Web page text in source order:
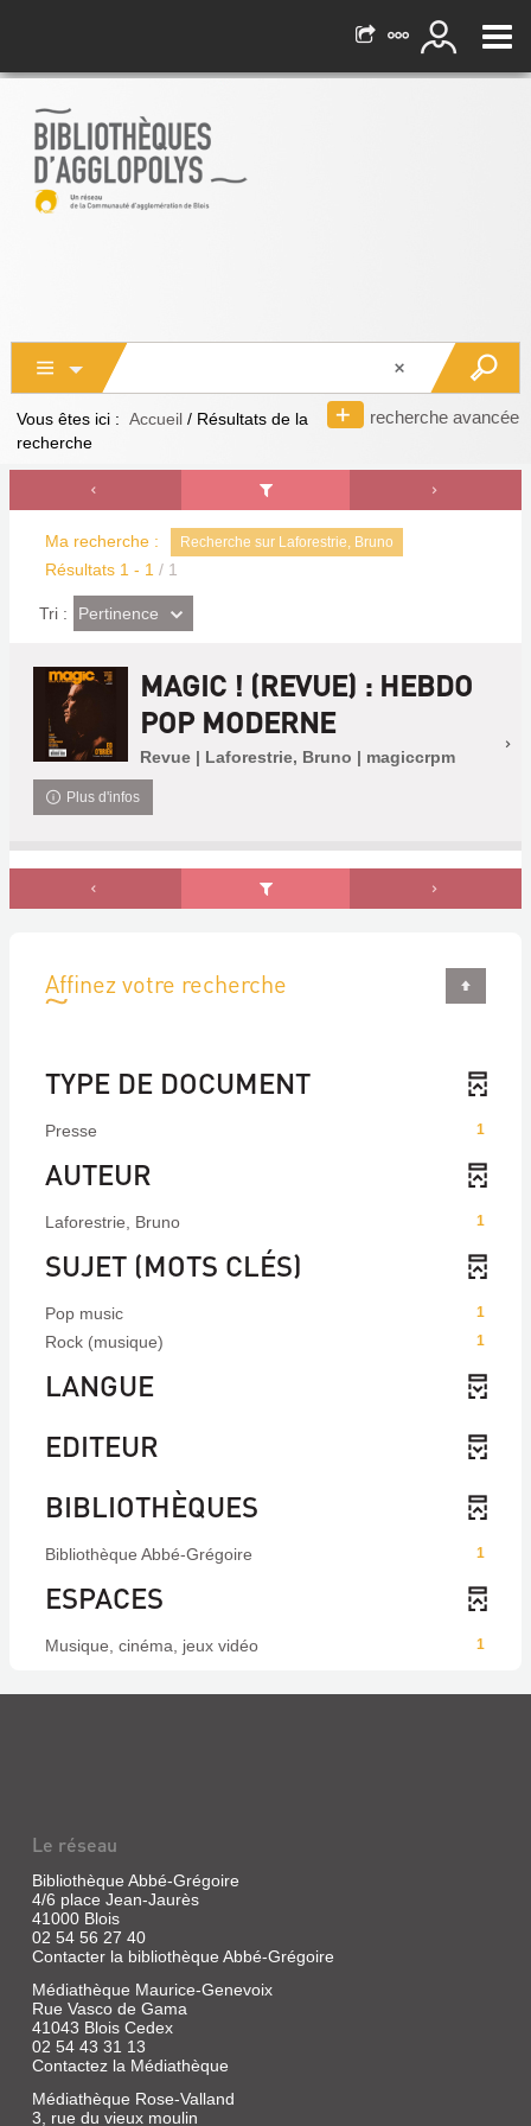
recherche avancée
Vous êtes ici : Accueil / Résultats de la
recherche
Ma recherche : Recherche sur Laforestrie, Bruno
Résultats 1 - 1 / 1
Tri : (Effet
imédiat)
Pertinence
MAGIC ! (REVUE) : HEBDO
POP MODERNE
Revue | Laforestrie, Bruno | magiccrpm
Plus d'infos
Affinez votre recherche
TYPE DE DOCUMENT
1
Presse
AUTEUR
1
Laforestrie, Bruno
SUJET (MOTS CLÉS)
1
Pop music
1
Rock (musique)
LANGUE
EDITEUR
BIBLIOTHÈQUES
1
Bibliothèque Abbé-Grégoire
ESPACES
1
Musique, cinéma, jeux vidéo
Le réseau
Bibliothèque Abbé-Grégoire
4/6 place Jean-Jaurès
41000 Blois
02 54 56 27 40
Contacter la bibliothèque Abbé-Grégoire
Médiathèque Maurice-Genevoix
Rue Vasco de Gama
41043 Blois Cedex
02 54 43 31 13
Contactez la Médiathèque
Médiathèque Rose-Valland
3, rue du vieux moulin